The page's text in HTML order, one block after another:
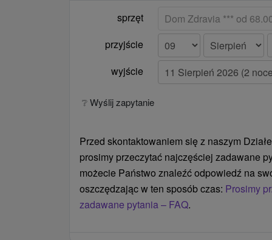
sprzęt
przyjście
wyjście
❔ Wyślij zapytanie
Przed skontaktowaniem się z naszym
prosimy przeczytać najczęściej zadawane
możecie Państwo znaleźć odpowiedź na
oszczędzając w ten sposób czas: Prosimy
zadawane pytania – FAQ.